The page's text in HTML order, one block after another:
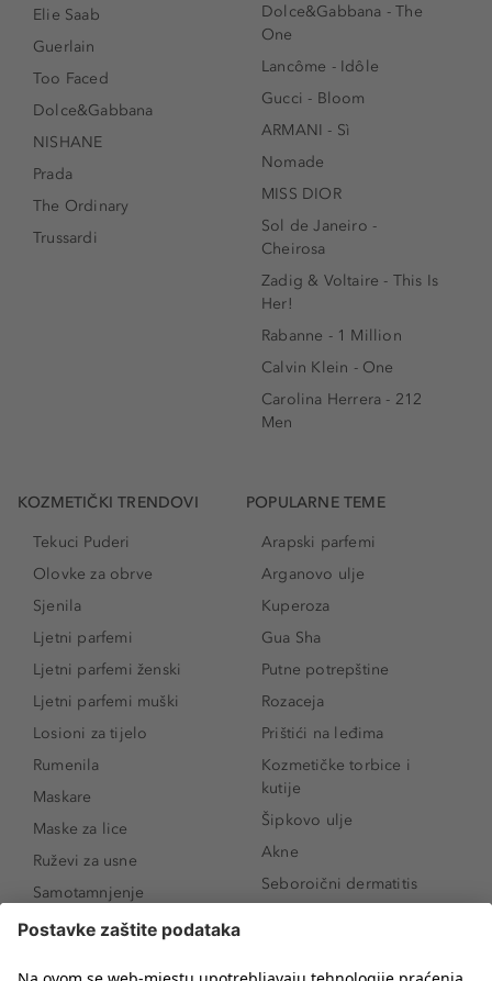
Elie Saab
Guerlain
Too Faced
Dolce&Gabbana
NISHANE
Prada
The Ordinary
Trussardi
Dolce&Gabbana - The
One
Lancôme - Idôle
Gucci - Bloom
ARMANI - Sì
Nomade
MISS DIOR
Sol de Janeiro -
Cheirosa
Zadig & Voltaire - This Is
Her!
Rabanne - 1 Million
Calvin Klein - One
Carolina Herrera - 212
Men
KOZMETIČKI TRENDOVI
Tekuci Puderi
Olovke za obrve
Sjenila
Ljetni parfemi
Ljetni parfemi ženski
Ljetni parfemi muški
Losioni za tijelo
Rumenila
Maskare
Maske za lice
Ruževi za usne
Samotamnjenje
Puderi
POPULARNE TEME
Arapski parfemi
Arganovo ulje
Kuperoza
Gua Sha
Putne potrepštine
Rozaceja
Prištići na leđima
Kozmetičke torbice i
kutije
Šipkovo ulje
Akne
Seboroični dermatitis